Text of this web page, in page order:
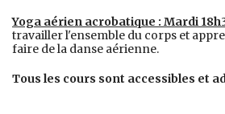
Yoga aérien acrobatique : Mardi
travailler l'ensemble du corps et
faire de la danse aérienne.
Tous les cours sont accessibles et